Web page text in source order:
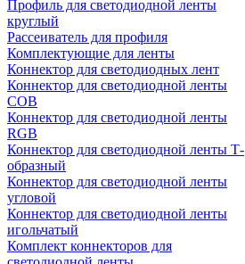
Профиль для светодиодной ленты
круглый
Рассеиватель для профиля
Комплектующие для ленты
Коннектор для светодиодных лент
Коннектор для светодиодной ленты
COB
Коннектор для светодиодной ленты
RGB
Коннектор для светодиодной ленты Т-
образный
Коннектор для светодиодной ленты
угловой
Коннектор для светодиодной ленты
игольчатый
Комплект коннекторов для